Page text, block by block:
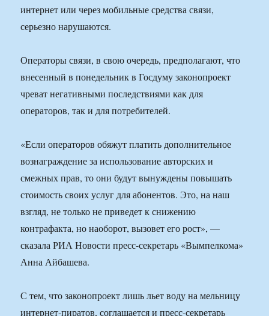
интернет или через мобильные средства связи,
серьезно нарушаются.
Операторы связи, в свою очередь, предполагают, что
внесенный в понедельник в Госдуму законопроект
чреват негативными последствиями как для
операторов, так и для потребителей.
«Если операторов обяжут платить дополнительное
вознаграждение за использование авторских и
смежных прав, то они будут вынуждены повышать
стоимость своих услуг для абонентов. Это, на наш
взгляд, не только не приведет к снижению
контрафакта, но наоборот, вызовет его рост», —
сказала РИА Новости пресс-секретарь «Вымпелкома»
Анна Айбашева.
С тем, что законопроект лишь льет воду на мельницу
интернет-пиратов, соглашается и пресс-секретарь